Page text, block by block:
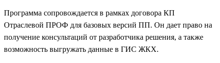
Программа сопровождается в рамках договора КП
Отраслевой ПРОФ для базовых версий ПП. Он дает право на
получение консультаций от разработчика решения, а также
возможность выгружать данные в ГИС ЖКХ.